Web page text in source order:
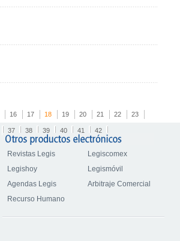
16 17 18 19 20 21 22 23
37 38 39 40 41 42
Revistas Legis
Legiscomex
Legishoy
Legismóvil
Agendas Legis
Arbitraje Comercial
Recurso Humano